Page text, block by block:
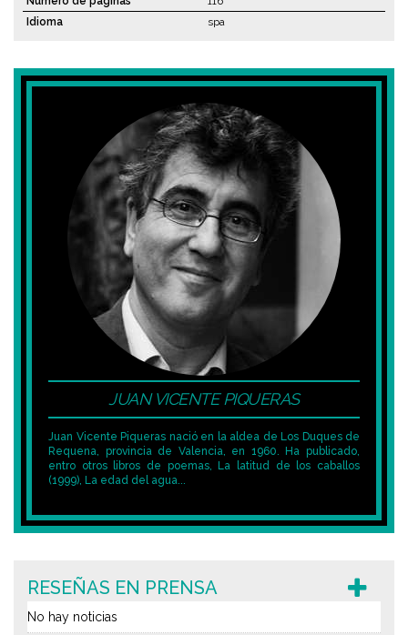
Idioma
spa
JUAN VICENTE PIQUERAS
Juan Vicente Piqueras nació en la aldea de Los Duques de
Requena, provincia de Valencia, en 1960. Ha publicado,
entro otros libros de poemas, La latitud de los caballos
(1999), La edad del agua...
RESEÑAS EN PRENSA
No hay noticias